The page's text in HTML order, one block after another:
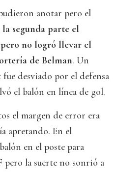
anotar pero el
la segunda parte el
no logró llevar el
de Belman. Un
desviado por el defensa
el balón en línea de gol.
el margen de error era
apretando. En el
en el poste para
pero la suerte no sonrió a